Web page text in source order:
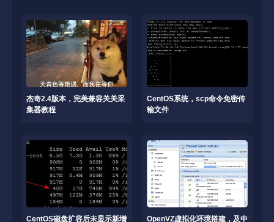
杰奇2.4版本，完美兼容关关采
集器教程
CentOS系统，scp命令免密传
输文件
CentOS磁盘扩容后未显示新增
OpenVZ虚拟化环境搭建，及中